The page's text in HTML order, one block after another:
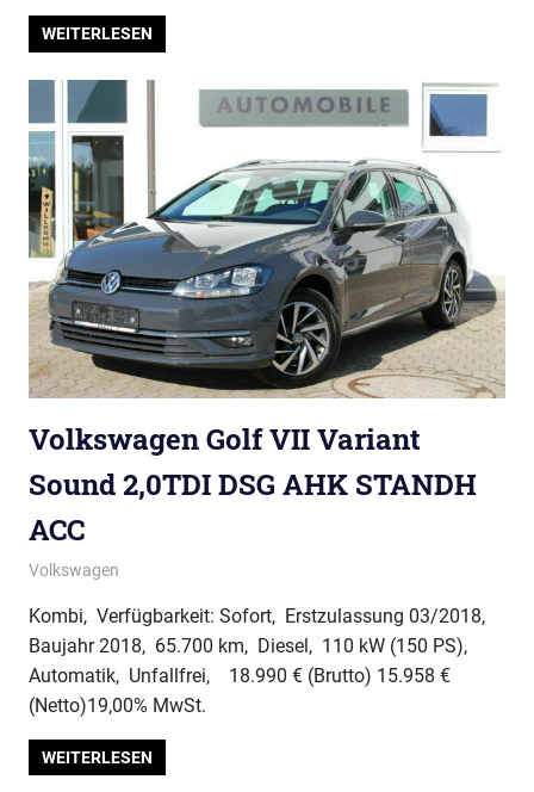
WEITERLESEN
Volkswagen Golf VII Variant
Sound 2,0TDI DSG AHK STANDH
ACC
Volkswagen
Kombi, Verfügbarkeit: Sofort, Erstzulassung 03/2018,
Baujahr 2018, 65.700 km, Diesel, 110 kW (150 PS),
Automatik, Unfallfrei, 18.990 € (Brutto) 15.958 €
(Netto)19,00% MwSt.
WEITERLESEN